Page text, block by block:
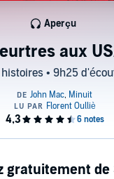
aux
• 9h25
Aperçu
gratuitement de